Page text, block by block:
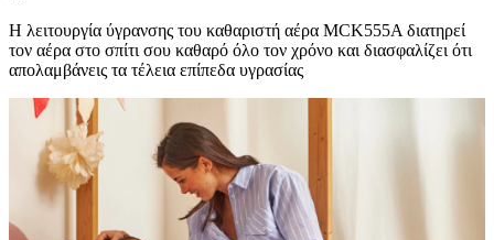
Η λειτουργία ύγρανσης του καθαριστή αέρα MCK555A διατηρεί
τον αέρα στο σπίτι σου καθαρό όλο τον χρόνο και διασφαλίζει ότι
απολαμβάνεις τα τέλεια επίπεδα υγρασίας